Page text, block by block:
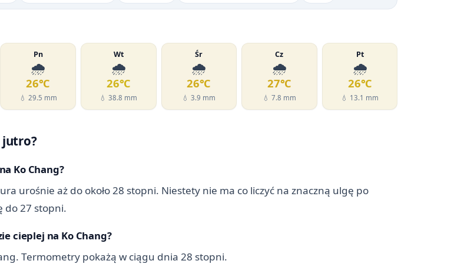
Pn
🌧️
26℃
💧 29.5 mm
Wt
🌧️
26℃
💧 38.8 mm
Śr
🌧️
26℃
💧 3.9 mm
Cz
🌧️
27℃
💧 7.8 mm
Pt
🌧️
26℃
💧 13.1 mm
jutro?
Ko Chang?
urośnie aż do około 28 stopni. Niestety nie ma co liczyć na znaczną ulgę po
do 27 stopni.
cieplej na Ko Chang?
Termometry pokażą w ciągu dnia 28 stopni.